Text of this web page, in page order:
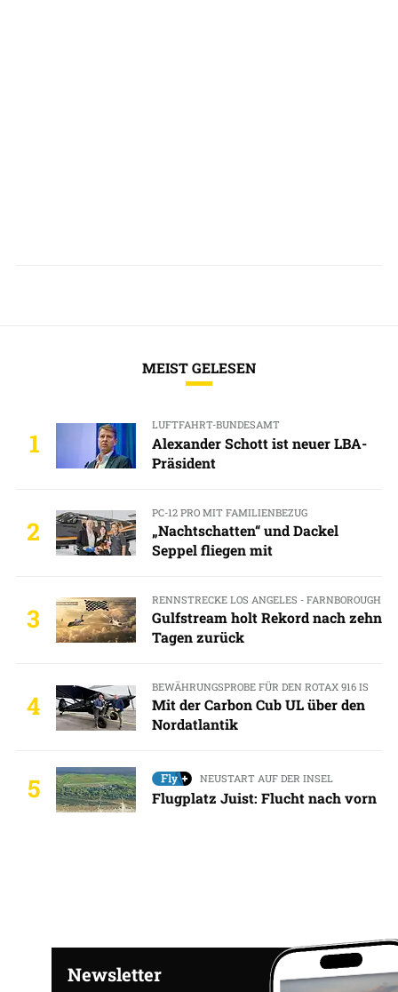
MEIST GELESEN
1
LUFTFAHRT-BUNDESAMT
Alexander Schott ist neuer LBA-
Präsident
2
PC-12 PRO MIT FAMILIENBEZUG
„Nachtschatten“ und Dackel
Seppel fliegen mit
3
RENNSTRECKE LOS ANGELES - FARNBOROUGH
Gulfstream holt Rekord nach zehn
Tagen zurück
4
BEWÄHRUNGSPROBE FÜR DEN ROTAX 916 IS
Mit der Carbon Cub UL über den
Nordatlantik
5 NEUSTART AUF DER INSEL
Flugplatz Juist: Flucht nach vorn
Newsletter